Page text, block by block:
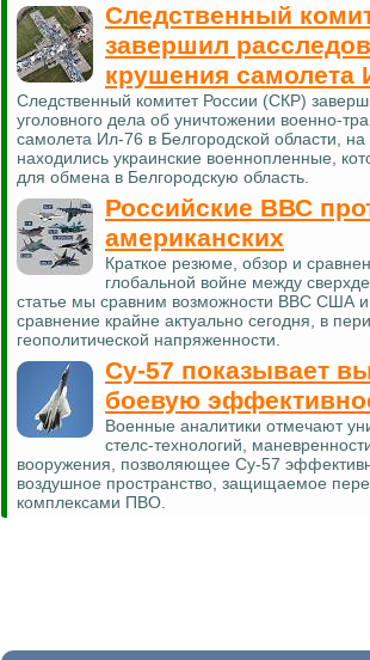
Следственный
завершил
крушения самолета
Следственный комитет России (СКР)
уголовного дела об уничтожении военно-
самолета Ил-76 в Белгородской области, на
находились украинские военнопленные,
для обмена в Белгородскую область.
Российские ВВС
американских
Краткое резюме, обзор и
глобальной войне между
статье мы сравним возможности ВВС США
сравнение крайне актуально сегодня, в
геополитической напряженности.
Су-57 показывает
боевую
Военные аналитики отмечают
стелс-технологий,
вооружения, позволяющее Су-57
воздушное пространство, защищаемое
комплексами ПВО.